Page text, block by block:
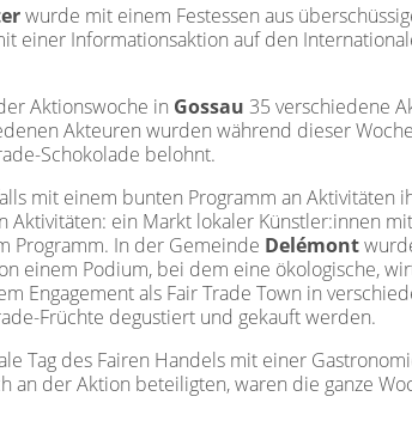
wurde mit einem Festessen aus
einer Informationsaktion auf den
Aktionswoche in Gossau 35 verschiedene
Akteuren wurden während dieser
Schokolade belohnt.
mit einem bunten Programm an Aktivitäten
ein Markt lokaler Künstler:innen
Programm. In der Gemeinde Delémont
einem Podium, bei dem eine ökologische,
Engagement als Fair Trade Town in
Früchte degustiert und gekauft werden.
Tag des Fairen Handels mit einer
an der Aktion beteiligten, waren die ganze